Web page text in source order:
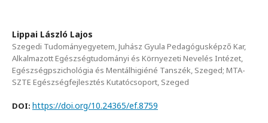
Lippai László Lajos
Szegedi Tudományegyetem, Juhász Gyula Pedagógusképző Kar,
Alkalmazott Egészségtudományi és Környezeti Nevelés Intézet,
Egészségpszichológia és Mentálhigiéné Tanszék, Szeged; MTA-
SZTE Egészségfejlesztés Kutatócsoport, Szeged
DOI: https://doi.org/10.24365/ef.8759